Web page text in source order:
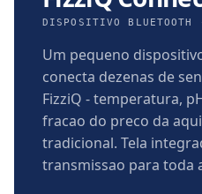
DISPOSITIVO BLUETOOTH
Um pequeno
conecta dezenas de
FizziQ - temperatura,
fracao do preco da
tradicional. Tela
transmissao para toda